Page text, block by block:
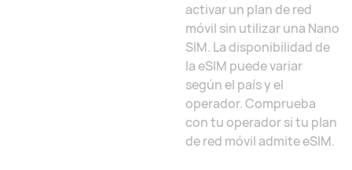
activar un plan de red
móvil sin utilizar una Nano
SIM. La disponibilidad de
la eSIM puede variar
según el país y el
operador. Comprueba
con tu operador si tu plan
de red móvil admite eSIM.